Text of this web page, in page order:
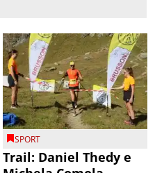
SPORT
Trail: Daniel Thedy e